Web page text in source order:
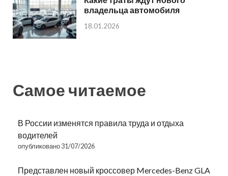
владельца автомобиля
18.01.2026
Самое читаемое
В России изменятся правила труда и отдыха
водителей
опубликовано 31/07/2026
Представлен новый кроссовер Mercedes-Benz GLA